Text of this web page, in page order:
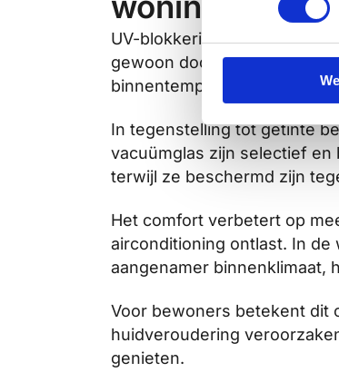
UV-blokkering met
gewoon door, maar zonder
binnentemperaturen, zonder
In tegenstelling tot getinte
vacuümglas zijn selectief
terwijl ze beschermd zijn
Het comfort verbetert op
airconditioning ontlast. In
aangenamer binnenklimaat,
Voor bewoners betekent dit
huidveroudering
genieten.